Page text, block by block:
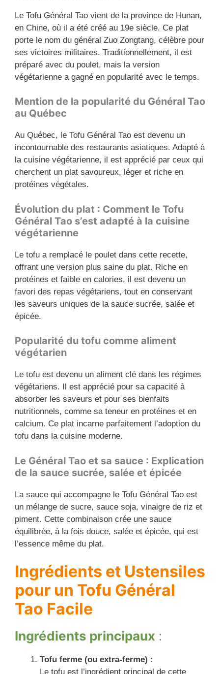
Le Tofu Général Tao vient de la province de Hunan,
en Chine, où il a été créé au 19e siècle. Ce plat
porte le nom du général Zuo Zongtang, célèbre pour
ses victoires militaires. Traditionnellement, il est
préparé avec du poulet, mais la version
végétarienne a gagné en popularité avec le temps.
Mention de la popularité du Général Tao
au Québec
Au Québec, le Tofu Général Tao est devenu un
incontournable des restaurants asiatiques. Adapté à
la cuisine végétarienne, il est apprécié par ceux qui
cherchent un plat savoureux, léger et riche en
protéines végétales.
Évolution du plat : Comment le Tofu
Général Tao s’est adapté à la cuisine
végétarienne
Le tofu a remplacé le poulet dans cette recette,
offrant une version plus saine du plat. Riche en
protéines et faible en calories, il est devenu un
favori des repas végétariens, tout en conservant
les saveurs uniques de la sauce sucrée, salée et
épicée.
Popularité du tofu comme aliment
végétarien
Le tofu est devenu un aliment clé dans les régimes
végétariens. Il est apprécié pour sa capacité à
absorber les saveurs et pour ses bienfaits
nutritionnels, comme sa teneur en protéines et en
calcium. Ce plat incarne parfaitement l’adoption du
tofu dans la cuisine moderne.
Le Général Tao et sa sauce : Explication
de la sauce sucrée, salée et épicée
La sauce qui accompagne le Tofu Général Tao est
un mélange de sucre, sauce soja, vinaigre de riz et
piment. Cette combinaison crée une sauce
équilibrée, à la fois douce, salée et épicée, qui est
l’essence même du plat.
Ingrédients et Ustensiles
pour un Tofu Général
Tao Facile
Ingrédients principaux :
Tofu ferme (ou extra-ferme) :
Le tofu est l’ingrédient principal de cette